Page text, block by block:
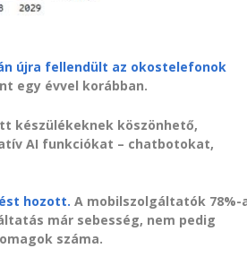
újra fellendült az okostelefonok
egy évvel korábban.
készülékeknek köszönhető,
AI funkciókat – chatbotokat,
hozott. A mobilszolgáltatók 78%-
már sebesség, nem pedig
száma.